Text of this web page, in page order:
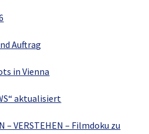
Auftrag
in Vienna
aktualisiert
– VERSTEHEN – Filmdoku zu